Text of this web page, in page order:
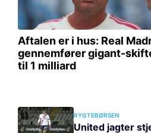
RYGTEBØRSEN
United jagter